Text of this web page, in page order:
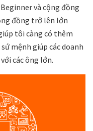
và cộng đồng
đồng trở lên lớn
tôi càng có thêm
mệnh giúp các doanh
các ông lớn.